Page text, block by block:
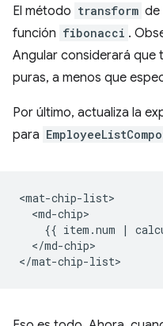
El método transform de
función fibonacci .
Angular considerará que
puras, a menos que
Por último, actualiza la
para
<mat-chip-list>
  <md-chip>
{{ item.num |
  </md-chip>